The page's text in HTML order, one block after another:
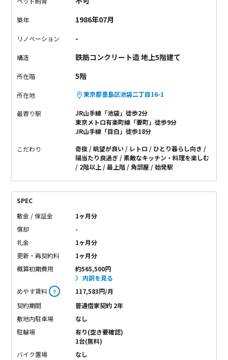
築年 1986年07月
リノベーション -
構造 鉄筋コンクリート造 地上5階建て
所在階 5階
所在地 東京都豊島区池袋二丁目16-1
最寄り駅
JR山手線「池袋」徒歩2分
東京メトロ有楽町線「要町」徒歩9分
JR山手線「目白」徒歩18分
こだわり 奇抜 眺望が良い レトロ
ひとり暮らし向き
陽当たり良過ぎ
素敵なキッチン・料理を楽しむ
2階以上
最上階 角部屋 始発駅
SPEC
敷金 / 保証金
1ヶ月分
償却
-
礼金
1ヶ月分
更新・再契約料
1ヶ月分
概算初期費用
約565,500円
内訳を見る
めやす賃料 ？
117,583円/月
契約期間
普通借家契約 2年
敷地内駐車場
なし
駐輪場
有り(空き要確認)
1台(無料)
バイク置場
なし